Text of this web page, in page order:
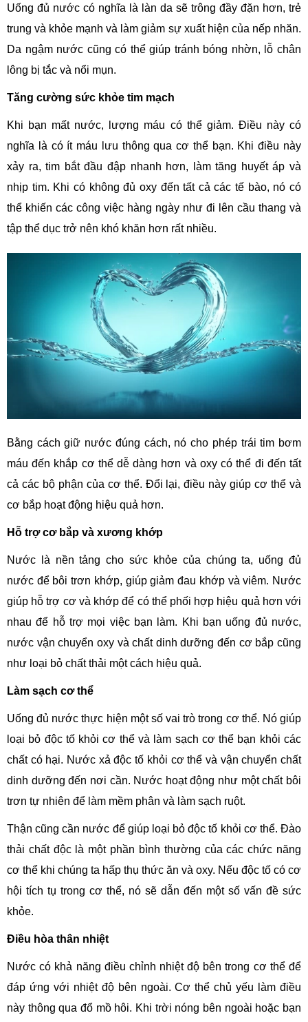
Uống đủ nước có nghĩa là làn da sẽ trông đầy đặn hơn, trẻ
trung và khỏe mạnh và làm giảm sự xuất hiện của nếp nhăn.
Da ngậm nước cũng có thể giúp tránh bóng nhờn, lỗ chân
lông bị tắc và nổi mụn.
Tăng cường sức khỏe tim mạch
Khi bạn mất nước, lượng máu có thể giảm. Điều này có
nghĩa là có ít máu lưu thông qua cơ thể bạn. Khi điều này
xảy ra, tim bắt đầu đập nhanh hơn, làm tăng huyết áp và
nhịp tim. Khi có không đủ oxy đến tất cả các tế bào, nó có
thể khiến các công việc hàng ngày như đi lên cầu thang và
tập thể dục trở nên khó khăn hơn rất nhiều.
Bằng cách giữ nước đúng cách, nó cho phép trái tim bơm
máu đến khắp cơ thể dễ dàng hơn và oxy có thể đi đến tất
cả các bộ phận của cơ thể. Đổi lại, điều này giúp cơ thể và
cơ bắp hoạt động hiệu quả hơn.
Hỗ trợ cơ bắp và xương khớp
Nước là nền tảng cho sức khỏe của chúng ta, uống đủ
nước để bôi trơn khớp, giúp giảm đau khớp và viêm. Nước
giúp hỗ trợ cơ và khớp để có thể phối hợp hiệu quả hơn với
nhau để hỗ trợ mọi việc bạn làm. Khi bạn uống đủ nước,
nước vận chuyển oxy và chất dinh dưỡng đến cơ bắp cũng
như loại bỏ chất thải một cách hiệu quả.
Làm sạch cơ thể
Uống đủ nước thực hiện một số vai trò trong cơ thể. Nó giúp
loại bỏ độc tố khỏi cơ thể và làm sạch cơ thể bạn khỏi các
chất có hại. Nước xả độc tố khỏi cơ thể và vận chuyển chất
dinh dưỡng đến nơi cần. Nước hoạt động như một chất bôi
trơn tự nhiên để làm mềm phân và làm sạch ruột.
Thận cũng cần nước để giúp loại bỏ độc tố khỏi cơ thể. Đào
thải chất độc là một phần bình thường của các chức năng
cơ thể khi chúng ta hấp thụ thức ăn và oxy. Nếu độc tố có cơ
hội tích tụ trong cơ thể, nó sẽ dẫn đến một số vấn đề sức
khỏe.
Điều hòa thân nhiệt
Nước có khả năng điều chỉnh nhiệt độ bên trong cơ thể để
đáp ứng với nhiệt độ bên ngoài. Cơ thể chủ yếu làm điều
này thông qua đổ mồ hôi. Khi trời nóng bên ngoài hoặc bạn